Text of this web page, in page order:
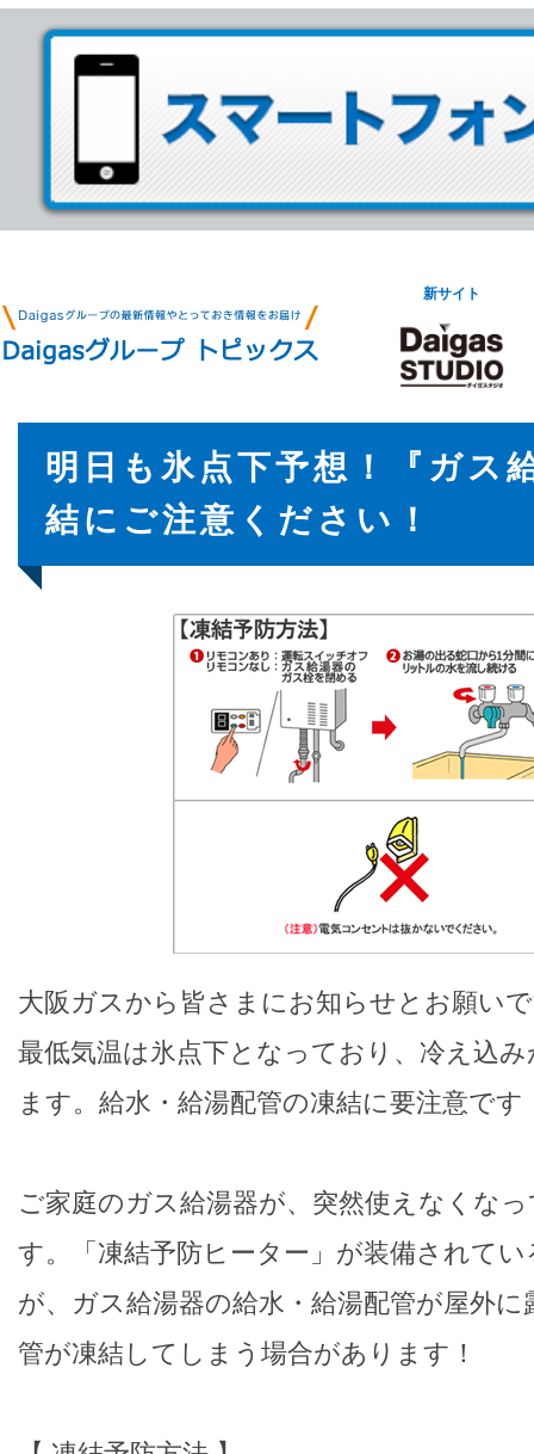
新サイト
明日も氷点下予想！『ガス
結にご注意ください！
大阪ガスから皆さまにお知らせとお願い
最低気温は氷点下となっており、冷え込
ます。給水・給湯配管の凍結に要注意です
ご家庭のガス給湯器が、突然使えなくな
す。「凍結予防ヒーター」が装備されて
が、ガス給湯器の給水・給湯配管が屋外
管が凍結してしまう場合があります！